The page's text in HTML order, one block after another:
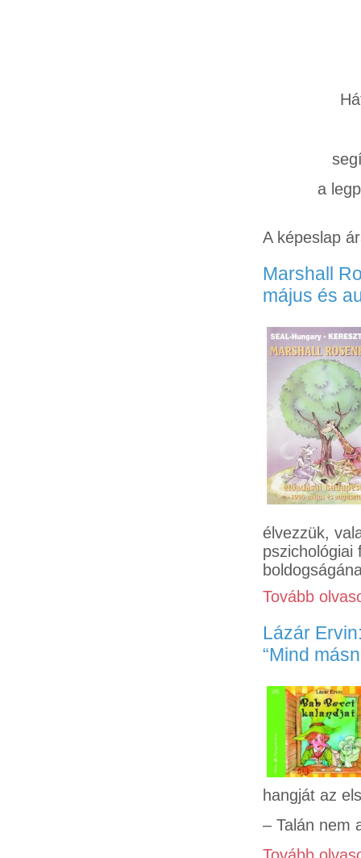
a
A képeslap
Marshall
május és
élvezzük,
pszichológiai
Tovább
Lázár
“Mind
hangját az
– Talán nem